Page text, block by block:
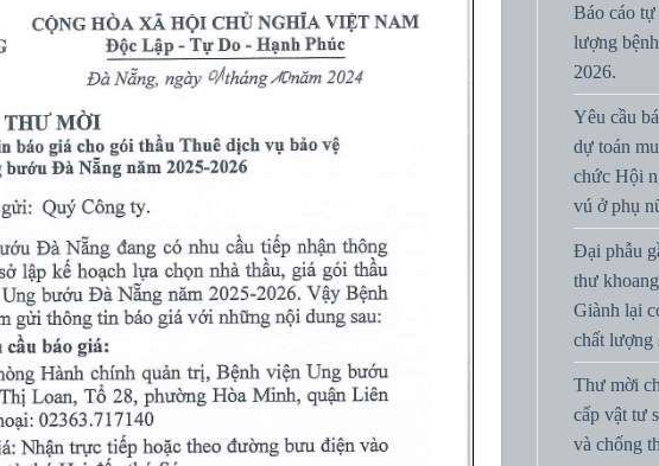
Báo cáo tự
lượng
2026.
Yêu cầu
dự toán
chức Hội
vú ở phụ
Đại phẫu
thư
Giành lại
chất lượng
Thư mời
cấp vật tư
và chống